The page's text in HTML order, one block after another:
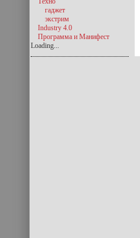
гаджет
экстрим
Industry 4.0
Программа и Манифест
Loading...